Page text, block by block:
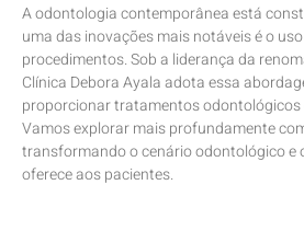
A odontologia contemporânea está
uma das inovações mais notáveis é o
procedimentos. Sob a liderança da
Clínica Debora Ayala adota essa
proporcionar tratamentos odontológicos
Vamos explorar mais profundamente
transformando o cenário odontológico e
oferece aos pacientes.